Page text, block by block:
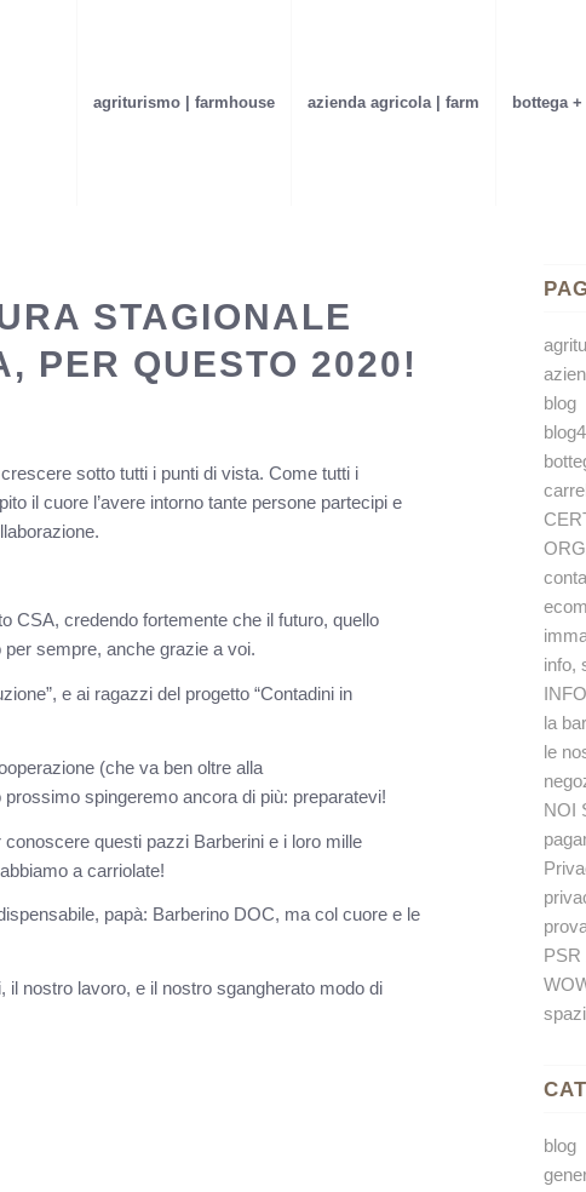
agriturismo | farmhouse azienda agricola | farm bottega
STAGIONALE
PER QUESTO 2020!
sotto tutti i punti di vista. Come tutti i
il cuore l’avere intorno tante persone partecipi e
CSA, credendo fortemente che il futuro, quello
sempre, anche grazie a voi.
e ai ragazzi del progetto “Contadini in
(che va ben oltre alla
spingeremo ancora di più: preparatevi!
questi pazzi Barberini e i loro mille
a carriolate!
papà: Barberino DOC, ma col cuore e le
nostro lavoro, e il nostro sgangherato modo di
blog
blog4
info,
la
le
NOI
PSR
blog